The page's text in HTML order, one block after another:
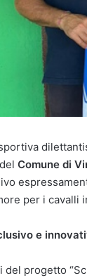
Comune di
per i cavalli
e
del progetto